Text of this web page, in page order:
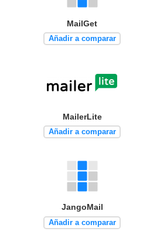
MailGet
Añadir a comparar
MailerLite
Añadir a comparar
JangoMail
Añadir a comparar